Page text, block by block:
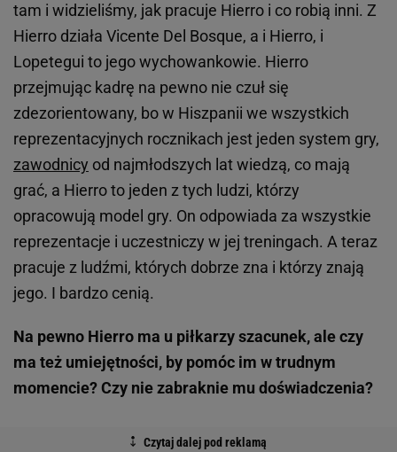
tam i widzieliśmy, jak pracuje Hierro i co robią inni. Z
Hierro działa Vicente Del Bosque, a i Hierro, i
Lopetegui to jego wychowankowie. Hierro
przejmując kadrę na pewno nie czuł się
zdezorientowany, bo w Hiszpanii we wszystkich
reprezentacyjnych rocznikach jest jeden system gry,
zawodnicy od najmłodszych lat wiedzą, co mają
grać, a Hierro to jeden z tych ludzi, którzy
opracowują model gry. On odpowiada za wszystkie
reprezentacje i uczestniczy w jej treningach. A teraz
pracuje z ludźmi, których dobrze zna i którzy znają
jego. I bardzo cenią.
Na pewno Hierro ma u piłkarzy szacunek, ale czy
ma też umiejętności, by pomóc im w trudnym
momencie? Czy nie zabraknie mu doświadczenia?